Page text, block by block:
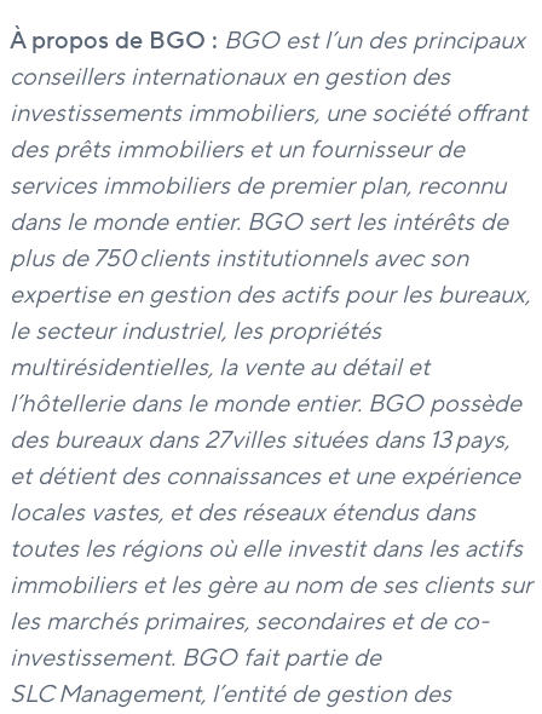
À propos de BGO : BGO est l’un des principaux
conseillers internationaux en gestion des
investissements immobiliers, une société offrant
des prêts immobiliers et un fournisseur de
services immobiliers de premier plan, reconnu
dans le monde entier. BGO sert les intérêts de
plus de 750 clients institutionnels avec son
expertise en gestion des actifs pour les bureaux,
le secteur industriel, les propriétés
multirésidentielles, la vente au détail et
l’hôtellerie dans le monde entier. BGO possède
des bureaux dans 27 villes situées dans 13 pays,
et détient des connaissances et une expérience
locales vastes, et des réseaux étendus dans
toutes les régions où elle investit dans les actifs
immobiliers et les gère au nom de ses clients sur
les marchés primaires, secondaires et de co-
investissement. BGO fait partie de
SLC Management, l’entité de gestion des